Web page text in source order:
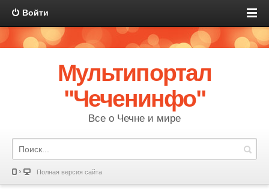
Войти
Мультипортал
"Чеченинфо"
Все о Чечне и мире
Полная версия сайта